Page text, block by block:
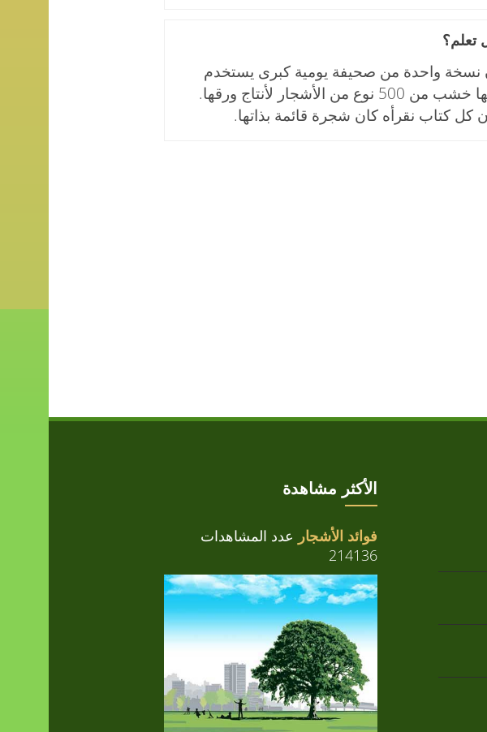
تعلم؟
نسخة واحدة من صحيفة يومية كبرى يستخدم
فيها خشب من 500 نوع من الأشجار لأنتاج ورقها.
كل كتاب نقرأه كان شجرة قائمة بذاتها.
الأكثر مشاهدة
فوائد الأشجار عدد المشاهدات
214136